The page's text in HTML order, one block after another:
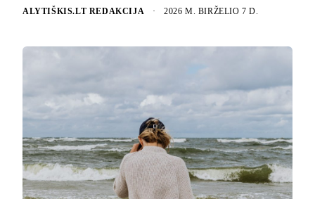
ALYTIŠKIS.LT REDAKCIJA · 2026 M. BIRŽELIO 7 D.